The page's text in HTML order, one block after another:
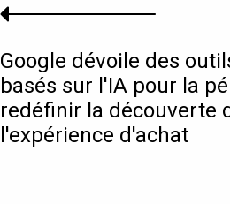
Google dévoile des
basés sur l'IA pour la
redéfinir la découverte
l'expérience d'achat